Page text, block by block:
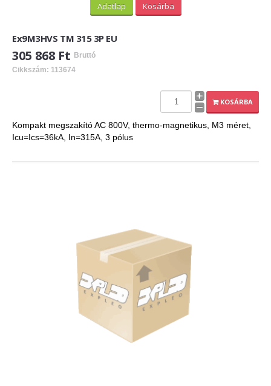
Adatlap Kosárba
Ex9M3HVS TM 315 3P EU
305 868 Ft Bruttó
Cikkszám: 113674
KOSÁRBA
Kompakt megszakító AC 800V, thermo-magnetikus, M3 méret,
Icu=Ics=36kA, In=315A, 3 pólus